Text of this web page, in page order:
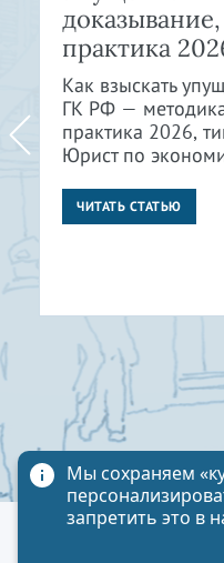
практика
Как взыскать
ГК РФ —
практика 2026,
Юрист по
ЧИТАТЬ СТАТЬЮ
Политика
Мы сохраняем
запретить это в